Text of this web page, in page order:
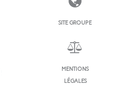
SITE GROUPE
MENTIONS
LÉGALES